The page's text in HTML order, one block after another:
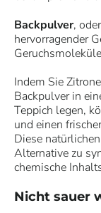
Backpulver,
hervorragender
Indem Sie
Backpulver in
Teppich legen,
und einen
Diese
Alternative zu
chemische
Nicht sauer